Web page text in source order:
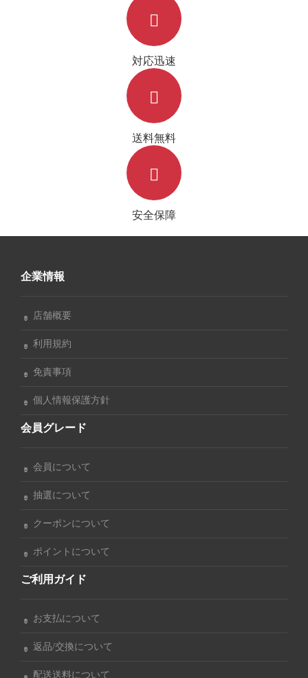
対応迅速
送料無料
安全保障
企業情報
店舗概要
利用規約
免責事項
個人情報保護方針
会員グレード
会員について
抽選について
クーポンについて
ポイントについて
ご利用ガイド
お支払について
返品/交換について
配送送料について